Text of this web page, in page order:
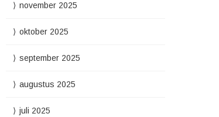
november 2025
oktober 2025
september 2025
augustus 2025
juli 2025